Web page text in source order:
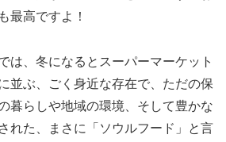
最高ですよ！
は、冬になるとスーパーマーケット
並ぶ、ごく身近な存在で、ただの保
暮らしや地域の環境、そして豊かな
れた、まさに「ソウルフード」と言